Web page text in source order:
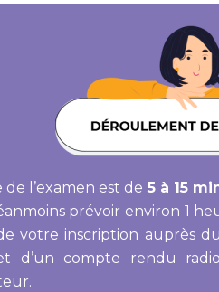
de l’examen est de 5 à 15
prévoir environ 1
votre inscription auprès
d’un compte rendu